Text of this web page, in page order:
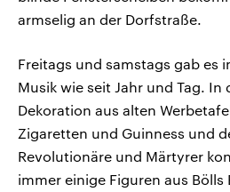
armselig an der Dorfstraße.
Freitags und samstags gab es
Musik wie seit Jahr und Tag. In
Dekoration aus alten
Zigaretten und Guinness und
Revolutionäre und Märtyrer
immer einige Figuren aus Bölls